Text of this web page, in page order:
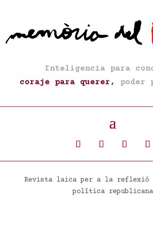
Inteligencia para
coraje para querer,
poder
Revista laica per a la
política republicana